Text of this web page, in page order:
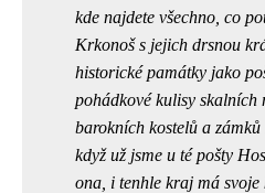
kde najdete všechno, co
Krkonoš s jejich drsnou
historické památky jako
pohádkové kulisy skalních
barokních kostelů a
když už jsme u té pošty
ona, i tenhle kraj má svoje